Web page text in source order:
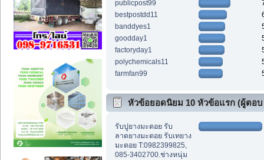
publicpost99
bestpostdd11
banddyes1
goodday1
factoryday1
polychemicals11
farmfan99
หัวข้อยอดนิยม 10 หัวข้อแรก (ผู้ตอบ
สูงสุด)
รับปูยางมะตอย รับ
ลาดยางมะตอย รับเทยาง
มะตอย T:0982399825,
085-3402700.ช่างหนุ่ม